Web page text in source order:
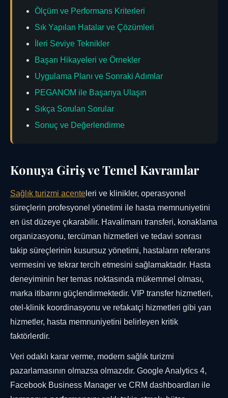
Ölçüm ve Performans Kriterleri
Sık Yapılan Hatalar ve Çözümleri
İleri Seviye Teknikler
Başarı Hikayeleri ve Örnekler
Uygulama Planı ve Sonraki Adımlar
PEGANOM ile Başarıya Ulaşın
Sıkça Sorulan Sorular
Sonuç ve Değerlendirme
Konuya Giriş ve Temel Kavramlar
Sağlık turizmi acente leri ve klinikler, operasyonel
süreçlerin profesyonel yönetimi ile hasta memnuniyetini
en üst düzeye çıkarabilir. Havalimanı transferi, konaklama
organizasyonu, tercüman hizmetleri ve tedavi sonrası
takip süreçlerinin kusursuz yönetimi, hastaların referans
vermesini ve tekrar tercih etmesini sağlamaktadır. Hasta
deneyiminin her temas noktasında mükemmel olması,
marka itibarını güçlendirmektedir. VIP transfer hizmetleri,
otel-klinik koordinasyonu ve refakatçi hizmetleri gibi yan
hizmetler, hasta memnuniyetini belirleyen kritik
faktörlerdir.
Veri odaklı karar verme, modern sağlık turizmi
pazarlamasının olmazsa olmazıdır. Google Analytics 4,
Facebook Business Manager ve CRM dashboardları ile